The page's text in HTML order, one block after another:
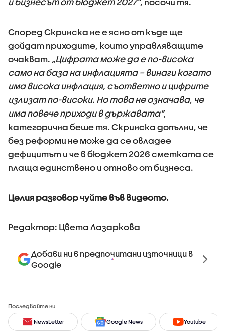
Според Скринска не е ясно от къде ще
дойдат приходите, които управляващите
очакват. „Цифрата може да е по-висока
само на база на инфлацията – винаги когато
има висока инфлация, съответно и цифрите
излизат по-високи. Но това не означава, че
има повече приходи в държавата”,
категорична беше тя. Скринска допълни, че
без реформи не може да се овладее
дефицитът и че в бюджет 2026 сметката се
плаща единствено и отново от бизнеса.
Целия разговор чуйте във видеото.
Редактор: Цвета Лазаркова
Добави ни в предпочитани източници в
Google
Последвайте ни
NewsLetter Google News Youtube